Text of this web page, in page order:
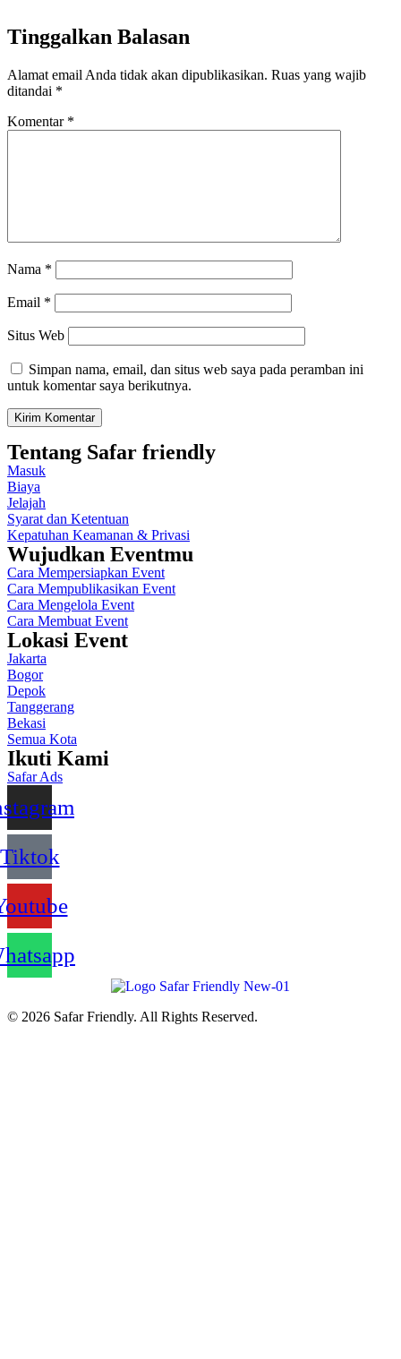
Tinggalkan Balasan
Alamat email Anda tidak akan dipublikasikan. Ruas yang wajib
ditandai *
Komentar *
Nama *
Email *
Situs Web
Simpan nama, email, dan situs web saya pada peramban ini
untuk komentar saya berikutnya.
Tentang Safar friendly
Masuk
Biaya
Jelajah
Syarat dan Ketentuan
Kepatuhan Keamanan & Privasi
Wujudkan Eventmu
Cara Mempersiapkan Event
Cara Mempublikasikan Event
Cara Mengelola Event
Cara Membuat Event
Lokasi Event
Jakarta
Bogor
Depok
Tanggerang
Bekasi
Semua Kota
Ikuti Kami
Safar Ads
Tiktok
© 2026 Safar Friendly. All Rights Reserved.